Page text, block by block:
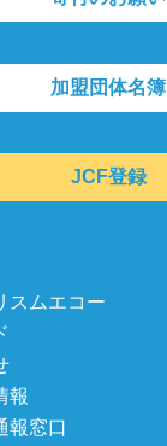
加盟団体名簿
JCF登録
スムエコー
報
報窓口